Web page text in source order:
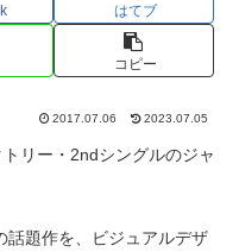
はてブ
コピー
2017.07.06 2023.07.05
リー・2ndシングルのジャ
話題作を、ビジュアルデザ